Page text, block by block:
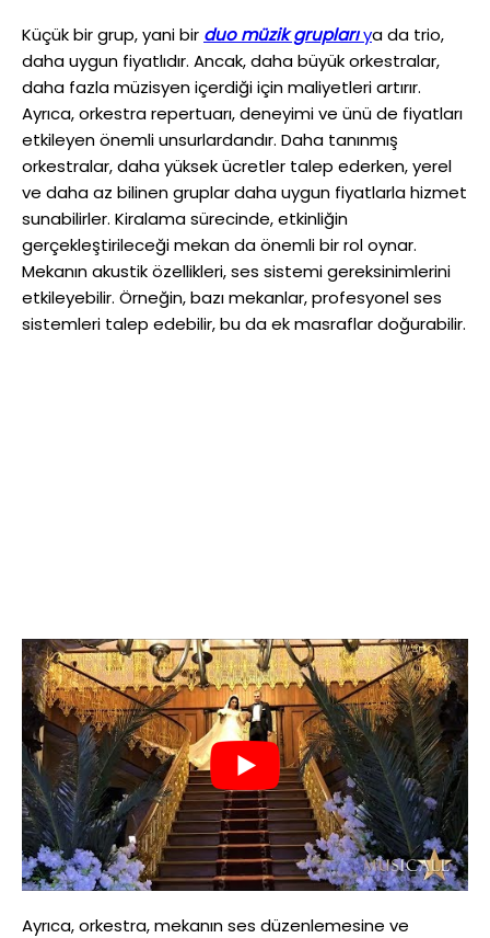
Küçük bir grup, yani bir duo müzik gruplarıya da trio,
daha uygun fiyatlıdır. Ancak, daha büyük orkestralar,
daha fazla müzisyen içerdiği için maliyetleri artırır.
Ayrıca, orkestra repertuarı, deneyimi ve ünü de fiyatları
etkileyen önemli unsurlardandır. Daha tanınmış
orkestralar, daha yüksek ücretler talep ederken, yerel
ve daha az bilinen gruplar daha uygun fiyatlarla hizmet
sunabilirler. Kiralama sürecinde, etkinliğin
gerçekleştirileceği mekan da önemli bir rol oynar.
Mekanın akustik özellikleri, ses sistemi gereksinimlerini
etkileyebilir. Örneğin, bazı mekanlar, profesyonel ses
sistemleri talep edebilir, bu da ek masraflar doğurabilir.
Ayrıca, orkestra, mekanın ses düzenlemesine ve